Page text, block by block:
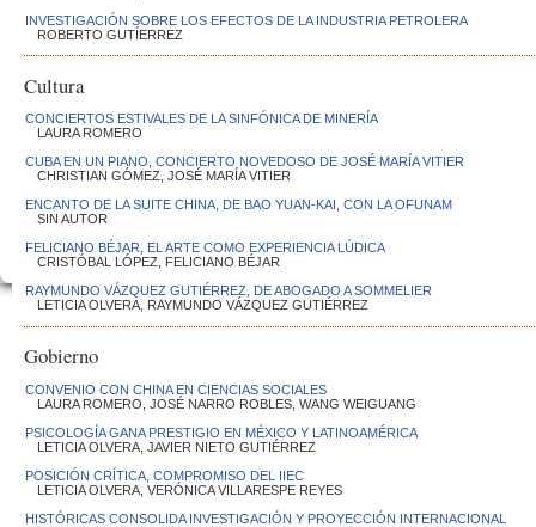
INVESTIGACIÓN SOBRE LOS EFECTOS DE LA INDUSTRIA PETROLERA
ROBERTO GUTÍERREZ
Cultura
CONCIERTOS ESTIVALES DE LA SINFÓNICA DE MINERÍA
LAURA ROMERO
CUBA EN UN PIANO, CONCIERTO NOVEDOSO DE JOSÉ MARÍA VITIER
CHRISTIAN GÓMEZ, JOSÉ MARÍA VITIER
ENCANTO DE LA SUITE CHINA, DE BAO YUAN-KAI, CON LA OFUNAM
SIN AUTOR
FELICIANO BÉJAR, EL ARTE COMO EXPERIENCIA LÚDICA
CRISTÓBAL LÓPEZ, FELICIANO BÉJAR
RAYMUNDO VÁZQUEZ GUTIÉRREZ, DE ABOGADO A SOMMELIER
LETICIA OLVERA, RAYMUNDO VÁZQUEZ GUTIÉRREZ
Gobierno
CONVENIO CON CHINA EN CIENCIAS SOCIALES
LAURA ROMERO, JOSÉ NARRO ROBLES, WANG WEIGUANG
PSICOLOGÍA GANA PRESTIGIO EN MÉXICO Y LATINOAMÉRICA
LETICIA OLVERA, JAVIER NIETO GUTIÉRREZ
POSICIÓN CRÍTICA, COMPROMISO DEL IIEC
LETICIA OLVERA, VERÓNICA VILLARESPE REYES
HISTÓRICAS CONSOLIDA INVESTIGACIÓN Y PROYECCIÓN INTERNACIONAL